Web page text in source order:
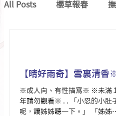
All Posts 櫻草報春
【晴好雨奇】雪裏清香
※成人向、有性描寫※ ※未滿
年請勿觀看※ . . 「小忍的小肚
呢，讓姊姊聽一下。」 「姊